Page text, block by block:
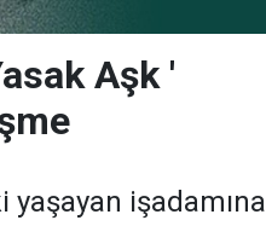
Aşk '
işadamına